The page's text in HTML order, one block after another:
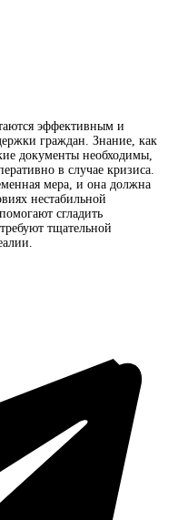
эффективным и
граждан. Знание, как
документы необходимы,
в случае кризиса.
мера, и она должна
нестабильной
сгладить
тщательной